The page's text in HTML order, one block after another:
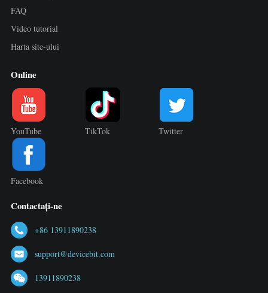
FAQ
Video tutorial
Harta site-ului
Online
YouTube TikTok Twitter
Facebook
Contactați-ne
+86 13911890238
support@devicebit.com
13911890238